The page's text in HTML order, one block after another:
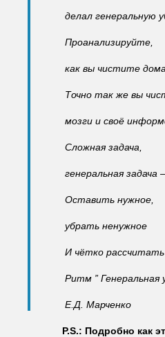
делал генеральную
Проанализируйте,
как вы чистите дома,
Точно так же вы
мозги и своё
Сложная задача,
генеральная задача –
Оставить нужное,
убрать ненужное
И чётко
Ритм ” Генеральная
Е.Д. Марченко
P.S.: Подробно как